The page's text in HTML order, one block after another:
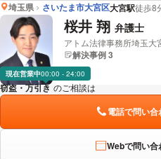
埼玉県 さいたま市大宮区大宮駅徒歩8
桜井 翔 弁護士
アトム法律事務所埼玉大
解決事例 3
現在営業中00:00 - 24:00
窃盗・万引き のご相談は
電話で問い合
Webで問い合